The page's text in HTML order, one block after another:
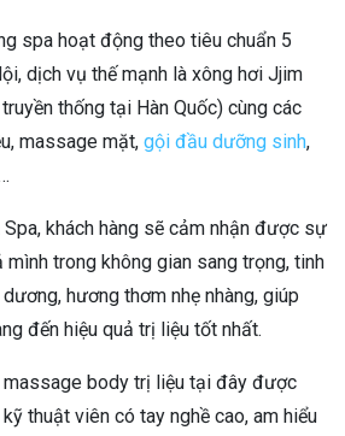
spa hoạt động theo tiêu chuẩn 5
dịch vụ thế mạnh là xông hơi Jjim
thống tại Hàn Quốc) cùng các
massage mặt, gội đầu dưỡng sinh,
khách hàng sẽ cảm nhận được sự
trong không gian sang trọng, tinh
hương thơm nhẹ nhàng, giúp
đến hiệu quả trị liệu tốt nhất.
body trị liệu tại đây được
thuật viên có tay nghề cao, am hiểu